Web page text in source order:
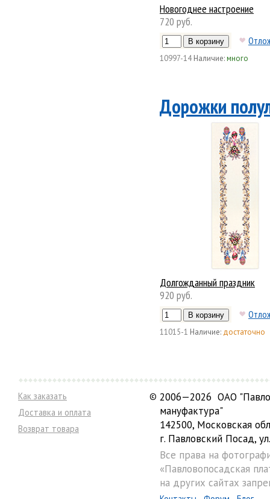
Новогоднее настроение
720 руб.
10997-14 Наличие:много
Дорожки
Долгожданный праздник
920 руб.
11015-1 Наличие: достаточно
Как заказать
Доставка и оплата
Возврат товара
© 2006—2026 ОАО
мануфактура"
142500, Московская
г. Павловский Посад,
Все права на
«Павловопосадская
на других сайтах